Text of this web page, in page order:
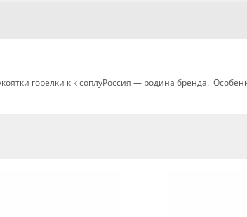
горелки к к соплуРоссия — родина бренда.